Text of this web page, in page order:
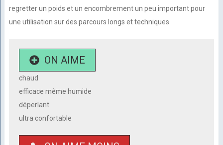
regretter un poids et un encombrement un peu important pour
une utilisation sur des parcours longs et techniques.
ON AIME
chaud
efficace même humide
déperlant
ultra confortable